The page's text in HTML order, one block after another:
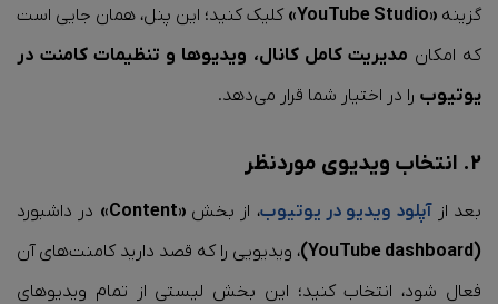
گزینه «YouTube Studio»
کلیک کنید؛ این پنل، همان جایی است
که امکان مدیریت کامل کانال، ویدیوها و تنظیمات کامنت در
یوتیوب را در اختیار شما قرار می‌دهد.
۲. انتخاب ویدیوی موردنظر
بعد ازآپلود ویدیو در یوتیوب، از بخش «Content»
در داشبورد
(YouTube dashboard)
، ویدیویی را که قصد دارید کامنت‌های آن
فعال شود، انتخاب کنید؛ این بخش لیستی از تمام ویدیوهای